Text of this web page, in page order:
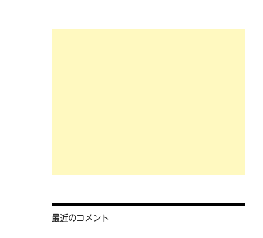
最近のコメント